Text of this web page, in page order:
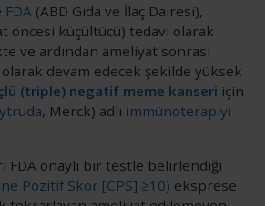
FDA (ABD Gıda ve İlaç Dairesi),
öncesi küçültücü) tedavi olarak
ve ardından ameliyat sonrası
devam edecek şekilde yüksek
(triple) negatif meme kanseri için
, Merck) adlı immünoterapiyi
FDA onaylı bir testle belirlendiği
Pozitif Skor [CPS] ≥10) eksprese